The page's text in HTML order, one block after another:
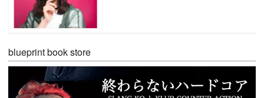
blueprint book store